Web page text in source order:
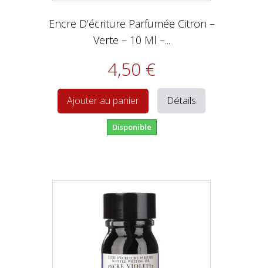
Encre D’écriture Parfumée Citron –
Verte – 10 Ml –...
4,50 €
Ajouter au panier Détails
Disponible